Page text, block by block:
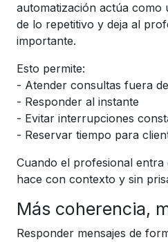
automatización actúa como
de lo repetitivo y deja al
importante.
Esto permite:
- Atender consultas fuera
- Responder al instante
- Evitar interrupciones
- Reservar tiempo para
Cuando el profesional
hace con contexto y sin
Más coherencia,
Responder mensajes de